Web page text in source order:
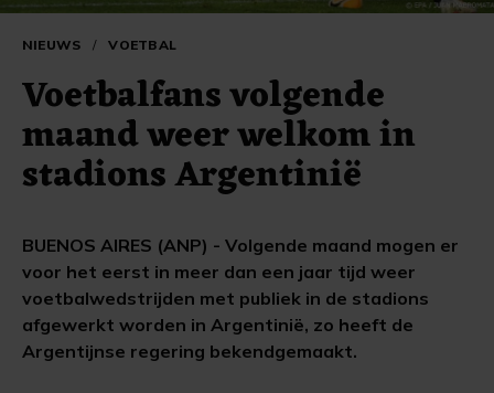
NIEUWS / VOETBAL
Voetbalfans volgende
maand weer welkom in
stadions Argentinië
BUENOS AIRES (ANP) - Volgende maand mogen er
voor het eerst in meer dan een jaar tijd weer
voetbalwedstrijden met publiek in de stadions
afgewerkt worden in Argentinië, zo heeft de
Argentijnse regering bekendgemaakt.